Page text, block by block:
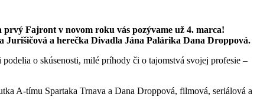
Fajront v novom roku vás pozývame už 4. marca!
a herečka Divadla Jána Palárika Dana Droppová.
o skúsenosti, milé príhody či o tajomstvá svojej profesie –
A-tímu Spartaka Trnava a Dana Droppová, filmová, seriálová a